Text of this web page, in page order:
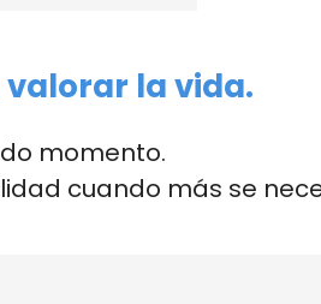
la vida.
momento.
cuando más se